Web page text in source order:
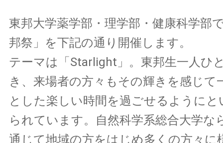
東邦大学薬学部・理学部・健康科学部
邦祭」を下記の通り開催します。
テーマは「Starlight」。東邦生一人ひ
き、来場者の方々もその輝きを感じて
とした楽しい時間を過ごせるように
られています。自然科学系総合大学な
通じて地域の方をはじめ多くの方々に